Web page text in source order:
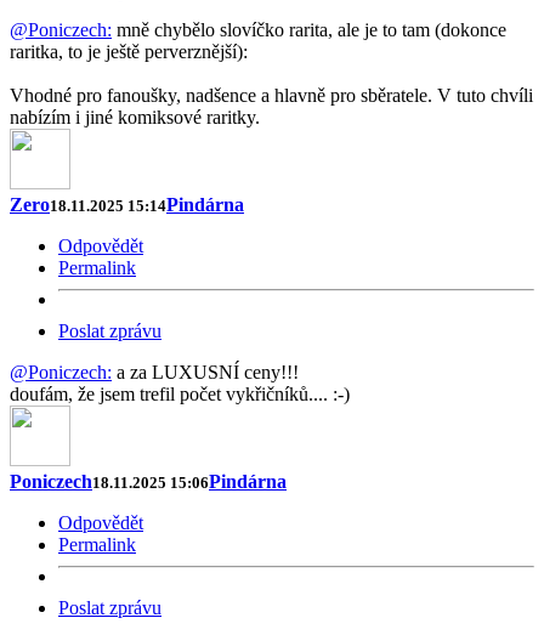
@Poniczech: mně chybělo slovíčko rarita, ale je to tam (dokonce
raritka, to je ještě perverznější):
Vhodné pro fanoušky, nadšence a hlavně pro sběratele. V tuto chvíli
nabízím i jiné komiksové raritky.
Zero18.11.2025 15:14Pindárna
Odpovědět
Permalink
Poslat zprávu
@Poniczech: a za LUXUSNÍ ceny!!!
doufám, že jsem trefil počet vykřičníků.... :-)
Poniczech18.11.2025 15:06Pindárna
Odpovědět
Permalink
Poslat zprávu